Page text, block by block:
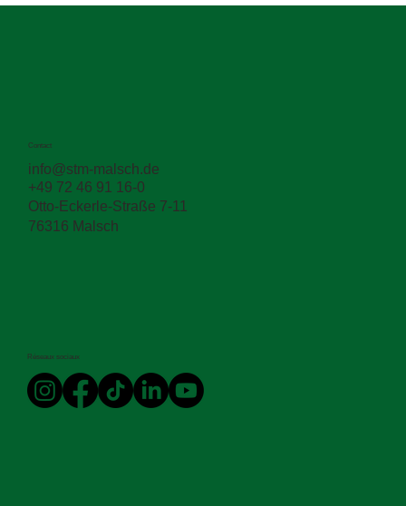
Contact
info@stm-malsch.de
+49 72 46 91 16-0
Otto-Eckerle-Straße 7-11
76316 Malsch
Réseaux sociaux